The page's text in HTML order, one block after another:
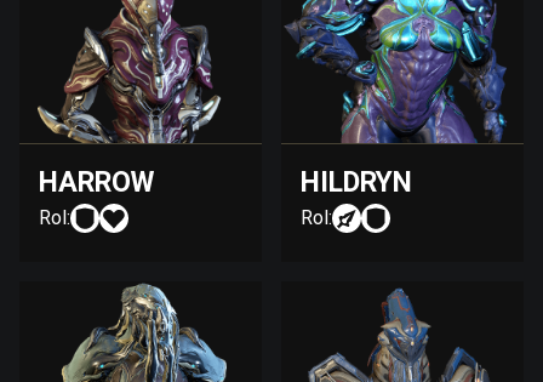
HARROW
Rol:
HILDRYN
Rol: